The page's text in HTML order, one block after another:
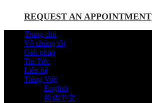
REQUEST AN APPOINTMENT
Trang chủ
Về chúng tôi
Giải pháp
Tin Tức
Liên hệ
Tiếng Việt
English
简体中文